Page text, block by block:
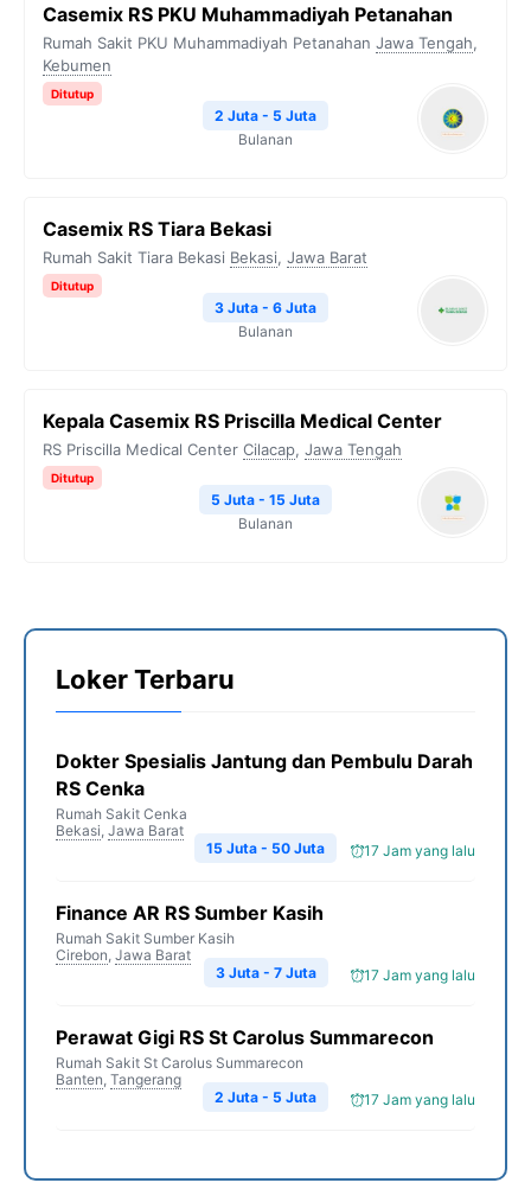
Casemix RS PKU Muhammadiyah Petanahan
Rumah Sakit PKU Muhammadiyah Petanahan Jawa Tengah,
Kebumen
Ditutup
2 Juta - 5 Juta
Bulanan
Casemix RS Tiara Bekasi
Rumah Sakit Tiara Bekasi Bekasi, Jawa Barat
Ditutup
3 Juta - 6 Juta
Bulanan
Kepala Casemix RS Priscilla Medical Center
RS Priscilla Medical Center Cilacap, Jawa Tengah
Ditutup
5 Juta - 15 Juta
Bulanan
Loker Terbaru
Dokter Spesialis Jantung dan Pembulu Darah
RS Cenka
Rumah Sakit Cenka
Bekasi, Jawa Barat
17 Jam yang lalu
15 Juta - 50 Juta
Finance AR RS Sumber Kasih
Rumah Sakit Sumber Kasih
Cirebon, Jawa Barat
17 Jam yang lalu
3 Juta - 7 Juta
Perawat Gigi RS St Carolus Summarecon
Rumah Sakit St Carolus Summarecon
Banten, Tangerang
17 Jam yang lalu
2 Juta - 5 Juta